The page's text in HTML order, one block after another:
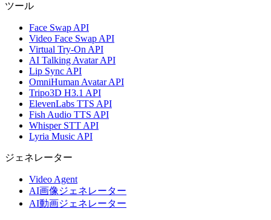
ツール
Face Swap API
Video Face Swap API
Virtual Try-On API
AI Talking Avatar API
Lip Sync API
OmniHuman Avatar API
Tripo3D H3.1 API
ElevenLabs TTS API
Fish Audio TTS API
Whisper STT API
Lyria Music API
ジェネレーター
Video Agent
AI画像ジェネレーター
AI動画ジェネレーター